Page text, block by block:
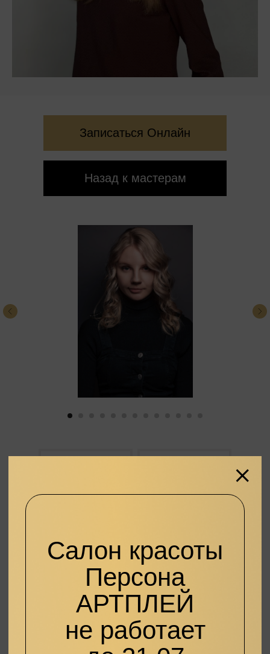
Записаться Онлайн
Назад к мастерам
Приносим свои извинения
за доставленные
Салон красоты
Персона
АРТПЛЕЙ
не работает
до 21.07
по техническим